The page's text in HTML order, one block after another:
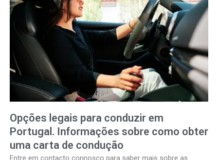
Opções legais para conduzir em
Portugal. Informações sobre como obter
uma carta de condução
Entre em contacto connosco para saber mais sobre as